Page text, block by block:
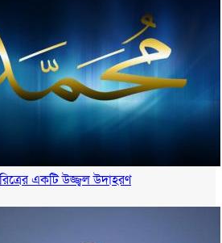
একটি উজ্জ্বল উদাহরণ